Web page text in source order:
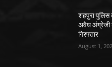
शहपुरा पुलिस
अवैध अंग्रेजी
गिरफ्तार
August 1,